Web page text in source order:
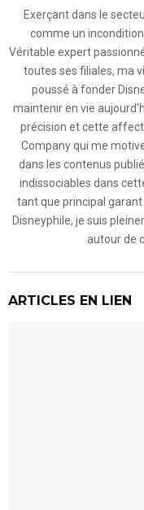
Exerçant dans le
comme un
Véritable expert
toutes ses filiales, ma
poussé à fonder
maintenir en vie
précision et cette
Company qui me
dans les contenus
indissociables dans
tant que principal
Disneyphile, je suis
autour de
ARTICLES EN LIEN